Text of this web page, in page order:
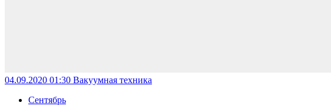
04.09.2020 01:30 Вакуумная техника
Сентябрь